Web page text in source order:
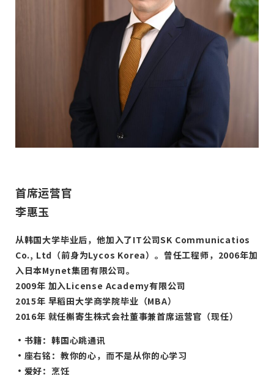
首席运营官
李惠玉
从韩国大学毕业后，他加入了IT公司SK Communicatios
Co., Ltd（前身为Lycos Korea）。曾任工程师，2006年加
入日本Mynet集团有限公司。
2009年 加入License Academy有限公司
2015年 早稻田大学商学院毕业（MBA）
2016年 就任槲寄生株式会社董事兼首席运营官（现任）
・书籍：韩国心跳通讯
・座右铭：教你的心，而不是从你的心学习
・爱好：烹饪